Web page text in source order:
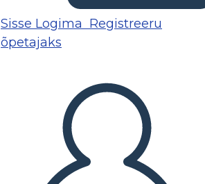
Sisse Logima Registreeru
õpetajaks